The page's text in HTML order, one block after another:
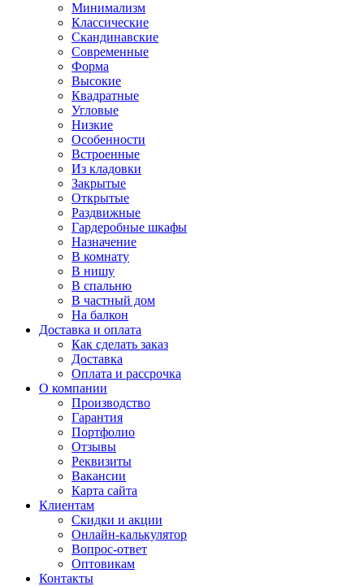
Минимализм
Классические
Скандинавские
Современные
Форма
Высокие
Квадратные
Угловые
Низкие
Особенности
Встроенные
Из кладовки
Закрытые
Открытые
Раздвижные
Гардеробные шкафы
Назначение
В комнату
В нишу
В спальню
В частный дом
На балкон
Доставка и оплата
Как сделать заказ
Доставка
Оплата и рассрочка
О компании
Производство
Гарантия
Портфолио
Отзывы
Реквизиты
Вакансии
Карта сайта
Клиентам
Скидки и акции
Онлайн-калькулятор
Вопрос-ответ
Оптовикам
Контакты